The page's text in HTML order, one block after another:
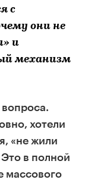
с
они не
и
механизм
хотели
«не жили
в полной
массового